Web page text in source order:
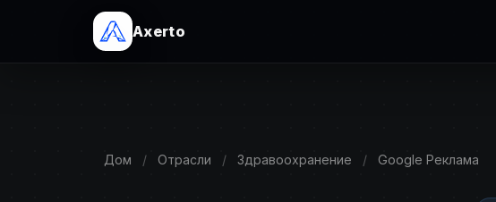
Axerto
Дом / Отрасли / Здравоохранение / Google Реклама